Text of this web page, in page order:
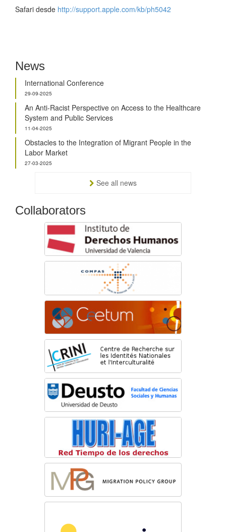
Safari desde http://support.apple.com/kb/ph5042
News
International Conference
29-09-2025
An Anti-Racist Perspective on Access to the Healthcare
System and Public Services
11-04-2025
Obstacles to the Integration of Migrant People in the
Labor Market
27-03-2025
See all news
Collaborators